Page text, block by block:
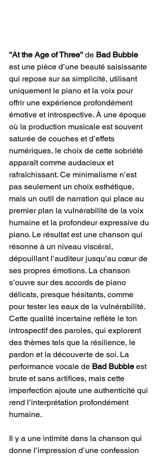
''At the Age of Three'' de Bad Bubble
est une pièce d’une beauté saisissante
qui repose sur sa simplicité, utilisant
uniquement le piano et la voix pour
offrir une expérience profondément
émotive et introspective. À une époque
où la production musicale est souvent
saturée de couches et d’effets
numériques, le choix de cette sobriété
apparaît comme audacieux et
rafraîchissant. Ce minimalisme n’est
pas seulement un choix esthétique,
mais un outil de narration qui place au
premier plan la vulnérabilité de la voix
humaine et la profondeur expressive du
piano. Le résultat est une chanson qui
résonne à un niveau viscéral,
dépouillant l’auditeur jusqu’au cœur de
ses propres émotions. La chanson
s’ouvre sur des accords de piano
délicats, presque hésitants, comme
pour tester les eaux de la vulnérabilité.
Cette qualité incertaine reflète le ton
introspectif des paroles, qui explorent
des thèmes tels que la résilience, le
pardon et la découverte de soi. La
performance vocale de Bad Bubble est
brute et sans artifices, mais cette
imperfection ajoute une authenticité qui
rend l’interprétation profondément
humaine.
Il y a une intimité dans la chanson qui
donne l’impression d’une confession